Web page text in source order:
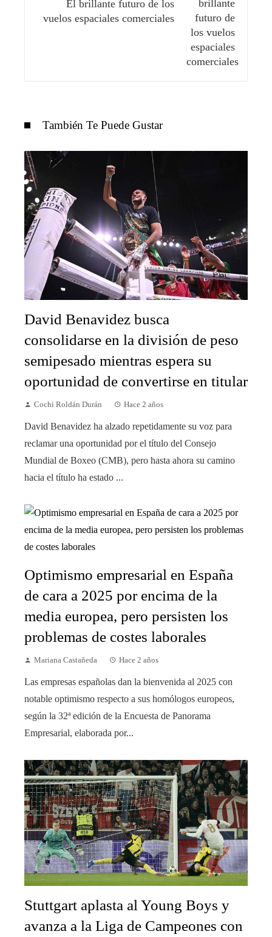
El brillante futuro de los
vuelos espaciales comerciales
También Te Puede Gustar
David Benavidez busca
consolidarse en la división de peso
semipesado mientras espera su
oportunidad de convertirse en titular
Cochi Roldán Durán Hace 2 años
David Benavidez ha alzado repetidamente su voz para
reclamar una oportunidad por el título del Consejo
Mundial de Boxeo (CMB), pero hasta ahora su camino
hacia el título ha estado ...
Optimismo empresarial en España
de cara a 2025 por encima de la
media europea, pero persisten los
problemas de costes laborales
Mariana Castañeda Hace 2 años
Las empresas españolas dan la bienvenida al 2025 con
notable optimismo respecto a sus homólogos europeos,
según la 32ª edición de la Encuesta de Panorama
Empresarial, elaborada por...
Stuttgart aplasta al Young Boys y
avanza a la Liga de Campeones con